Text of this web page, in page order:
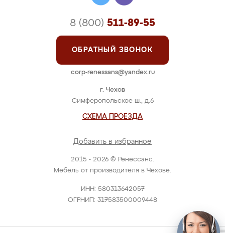
2015 - 2026 © Ренессанс.
Мебель от производителя в Чехове.
ИНН: 580313642057
ОГРНИП: 317583500009448
г. Чехов
Симферопольское ш., д.6
СХЕМА ПРОЕЗДА
Добавить в избранное
8 (800) 511-89-55
ОБРАТНЫЙ ЗВОНОК
corp-renessans@yandex.ru